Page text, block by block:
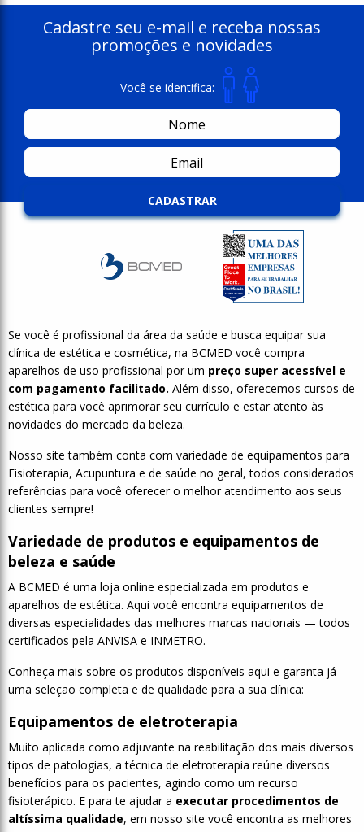
Cadastre seu e-mail e receba nossas
promoções e novidades
Você se identifica:
CADASTRAR
Se você é profissional da área da saúde e busca equipar sua
clínica de estética e cosmética, na BCMED você compra
aparelhos de uso profissional por um preço super acessível e
com pagamento facilitado. Além disso, oferecemos cursos de
estética para você aprimorar seu currículo e estar atento às
novidades do mercado da beleza.
Nosso site também conta com variedade de equipamentos para
Fisioterapia, Acupuntura e de saúde no geral, todos considerados
referências para você oferecer o melhor atendimento aos seus
clientes sempre!
Variedade de produtos e equipamentos de
beleza e saúde
A BCMED é uma loja online especializada em produtos e
aparelhos de estética. Aqui você encontra equipamentos de
diversas especialidades das melhores marcas nacionais — todos
certificados pela ANVISA e INMETRO.
Conheça mais sobre os produtos disponíveis aqui e garanta já
uma seleção completa e de qualidade para a sua clínica:
Equipamentos de eletroterapia
Muito aplicada como adjuvante na reabilitação dos mais diversos
tipos de patologias, a técnica de eletroterapia reúne diversos
benefícios para os pacientes, agindo como um recurso
fisioterápico. E para te ajudar a executar procedimentos de
altíssima qualidade, em nosso site você encontra as melhores